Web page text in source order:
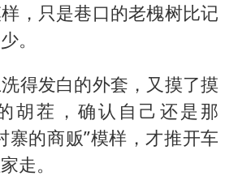
，只是巷口的老槐树比记
。
得发白的外套，又摸了摸
胡茬，确认自己还是那
寨的商贩”模样，才推开车
走。